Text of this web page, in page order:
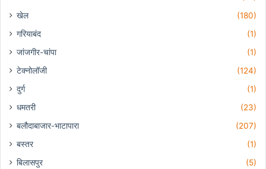
खेल
(180)
गरियाबंद
(1)
जांजगीर-चांपा
(1)
टेक्नोलॉजी
(124)
दुर्ग
(1)
धमतरी
(23)
बलौदाबाजार-भाटापारा
(207)
बस्तर
(1)
बिलासपुर
(5)